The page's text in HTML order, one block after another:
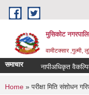
Skip to main content
मुसिकोट
वामीटक्सार ,गुल्मी,
समाचार नापीअधिकृत वैकल्पिक
You are here
Home » परीक्षा मिति संशोधन